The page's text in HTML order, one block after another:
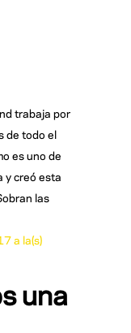
trabaja por
de todo el
es uno de
y creó esta
las
una